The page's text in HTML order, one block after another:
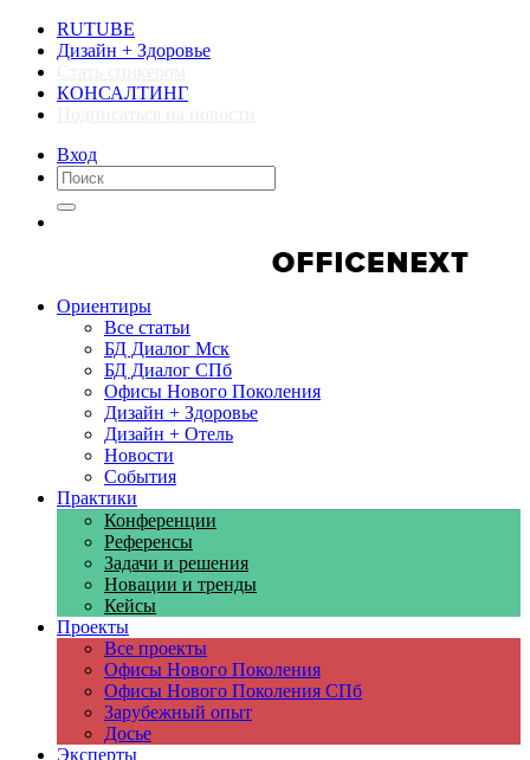
RUTUBE
Дизайн + Здоровье
КОНСАЛТИНГ
Вход
Ориентиры
Все статьи
БД Диалог Мск
БД Диалог СПб
Офисы Нового Поколения
Дизайн + Здоровье
Дизайн + Отель
Новости
События
Практики
Конференции
Референсы
Задачи и решения
Новации и тренды
Кейсы
Проекты
Все проекты
Офисы Нового Поколения
Офисы Нового Поколения СПб
Зарубежный опыт
Досье
Эксперты